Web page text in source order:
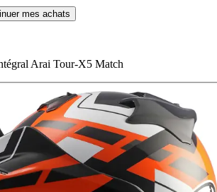
mes achats
Arai Tour-X5 Match